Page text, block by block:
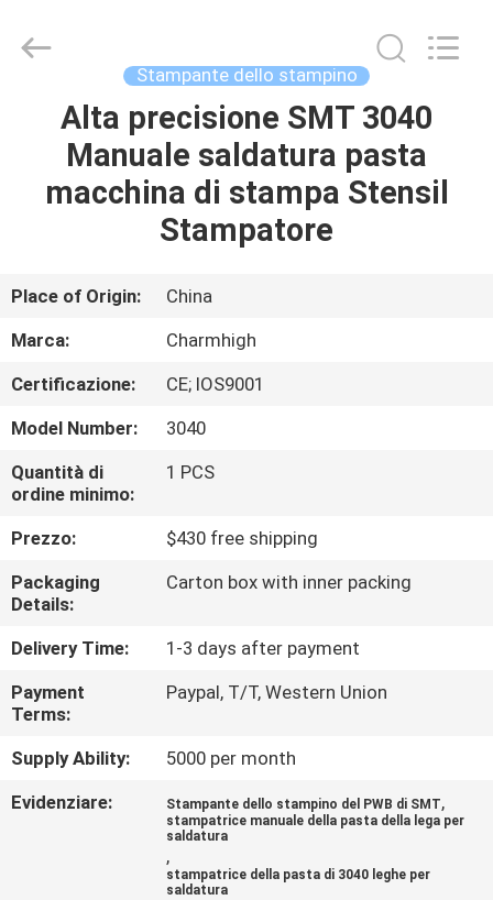
CASA
PRODOTTI
SU
NOI
VISITA
ALLA
FABBRICA
CONTROLLO
DELLA
QUALITÀ
CONTATTACI
CHARMHIGH
Stampante dello stampino
Alta precisione SMT 3040
Manuale saldatura pasta
macchina di stampa Stensil
Stampatore
Place of Origin:
China
Marca:
Charmhigh
Certificazione:
CE; IOS9001
Model Number:
3040
Quantità di
ordine minimo:
1 PCS
Prezzo:
$430 free shipping
Packaging
Details:
Carton box with inner packing
Delivery Time:
1-3 days after payment
Payment
Terms:
Paypal, T/T, Western Union
Supply Ability:
5000 per month
Evidenziare:
Stampante dello stampino del PWB di SMT,
stampatrice manuale della pasta della lega per
saldatura
,
stampatrice della pasta di 3040 leghe per
saldatura